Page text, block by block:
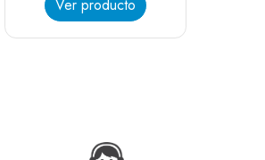
Ver producto
Blanco
Negro
Azul cielo
Rosa
Rojo
Naranja
Verde fluorescente